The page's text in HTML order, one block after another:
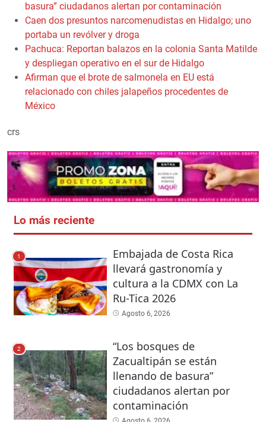
basura” ciudadanos alertan por contaminación
Caen dos presuntos narcomenudistas en Hidalgo; uno
portaba un revólver y droga
Pachuca: Reportan balazos en la colonia Santa Matilde
y despliegan operativo en el sur de Hidalgo
Afirman que el brote de salmonela en EU está
relacionado con chiles jalapeños procedentes de
México
crs
Lo más reciente
1
Embajada de Costa Rica
llevará gastronomía y
cultura a la CDMX con La
Ru-Tica 2026
Agosto 6, 2026
2
“Los bosques de
Zacualtipán se están
llenando de basura”
ciudadanos alertan por
contaminación